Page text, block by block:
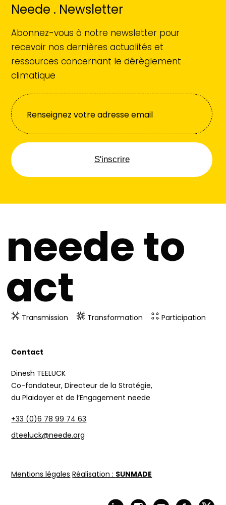
Neede . Newsletter
Abonnez-vous à notre newsletter pour
recevoir nos dernières actualités et
ressources concernant le dérèglement
climatique
S'inscrire
neede to
act
Transmission Transformation Participation
Contact
Dinesh TEELUCK
Co-fondateur, Directeur de la Stratégie,
du Plaidoyer et de l’Engagement neede
+33 (0)6 78 99 74 63
dteeluck@neede.org
Mentions légales Réalisation : SUNMADE